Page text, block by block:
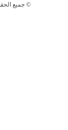
جميع الحقوق محفوظة لمجموعة العرب اليوم الاعلامية 2025 ©